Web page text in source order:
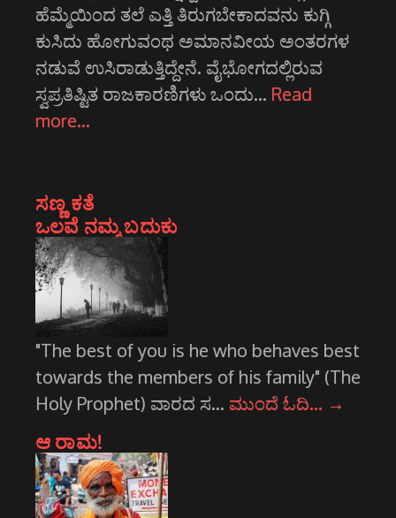
ಹೆಮ್ಮೆಯಿಂದ ತಲೆ ಎತ್ತಿ ತಿರುಗಬೇಕಾದವನು ಕುಗ್ಗಿ
ಕುಸಿದು ಹೋಗುವಂಥ ಅಮಾನವೀಯ ಅಂತರಗಳ
ನಡುವೆ ಉಸಿರಾಡುತ್ತಿದ್ದೇನೆ. ವೈಭೋಗದಲ್ಲಿರುವ
ಸ್ವಪ್ರತಿಷ್ಟಿತ ರಾಜಕಾರಣಿಗಳು ಒಂದು… Read
more…
ಸಣ್ಣ ಕತೆ
ಒಲವೆ ನಮ್ಮ ಬದುಕು
"The best of you is he who behaves best
towards the members of his family" (The
Holy Prophet) ವಾರದ ಸ… ಮುಂದೆ ಓದಿ… →
ಆ ರಾಮ!